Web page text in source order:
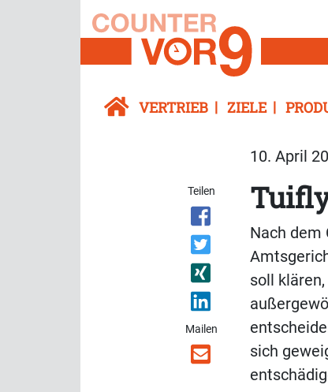
VERTRIEB ZIELE
10. April
Teilen
Mailen
Nach dem
soll
sich